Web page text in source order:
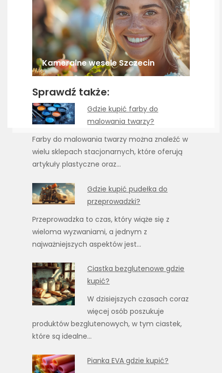
Kameralne wesele Szczecin
Sprawdź także:
Gdzie kupić farby do
malowania twarzy?
Farby do malowania twarzy można znaleźć w
wielu sklepach stacjonarnych, które oferują
artykuły plastyczne oraz…
Gdzie kupić pudełka do
przeprowadzki?
Przeprowadzka to czas, który wiąże się z
wieloma wyzwaniami, a jednym z
najważniejszych aspektów jest…
Ciastka bezglutenowe gdzie
kupić?
W dzisiejszych czasach coraz
więcej osób poszukuje
produktów bezglutenowych, w tym ciastek,
które są idealne…
Pianka EVA gdzie kupić?